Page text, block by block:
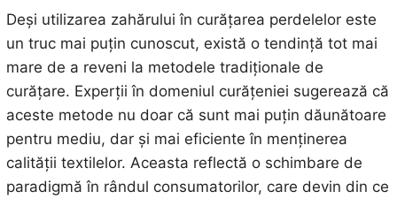
Deși utilizarea zahărului în curățarea perdelelor este
un truc mai puțin cunoscut, există o tendință tot mai
mare de a reveni la metodele tradiționale de
curățare. Experții în domeniul curățeniei sugerează că
aceste metode nu doar că sunt mai puțin dăunătoare
pentru mediu, dar și mai eficiente în menținerea
calității textilelor. Aceasta reflectă o schimbare de
paradigmă în rândul consumatorilor, care devin din ce